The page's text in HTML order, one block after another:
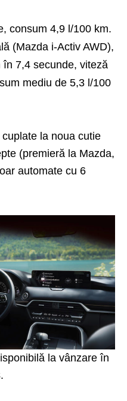
consum 4,9 l/100 km.
(Mazda i-Activ AWD),
7,4 secunde, viteză
mediu de 5,3 l/100
la noua cutie
(premieră la Mazda,
automate cu 6
la vânzare în